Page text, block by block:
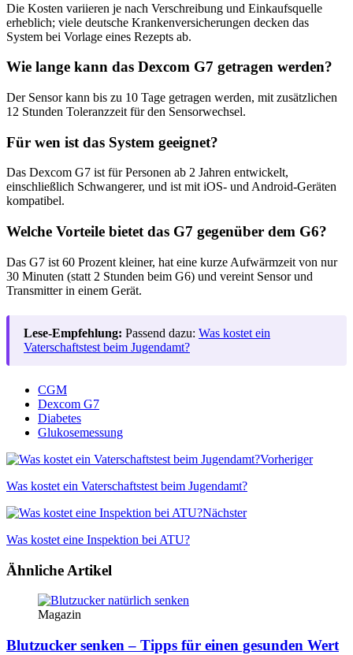
Die Kosten variieren je nach Verschreibung und Einkaufsquelle
erheblich; viele deutsche Krankenversicherungen decken das
System bei Vorlage eines Rezepts ab.
Wie lange kann das Dexcom G7 getragen werden?
Der Sensor kann bis zu 10 Tage getragen werden, mit zusätzlichen
12 Stunden Toleranzzeit für den Sensorwechsel.
Für wen ist das System geeignet?
Das Dexcom G7 ist für Personen ab 2 Jahren entwickelt,
einschließlich Schwangerer, und ist mit iOS- und Android-Geräten
kompatibel.
Welche Vorteile bietet das G7 gegenüber dem G6?
Das G7 ist 60 Prozent kleiner, hat eine kurze Aufwärmzeit von nur
30 Minuten (statt 2 Stunden beim G6) und vereint Sensor und
Transmitter in einem Gerät.
Lese-Empfehlung: Passend dazu: Was kostet ein
Vaterschaftstest beim Jugendamt?
CGM
Dexcom G7
Diabetes
Glukosemessung
Vorheriger
Was kostet ein Vaterschaftstest beim Jugendamt?
Nächster
Was kostet eine Inspektion bei ATU?
Ähnliche Artikel
Magazin
Blutzucker senken – Tipps für einen gesunden Wert